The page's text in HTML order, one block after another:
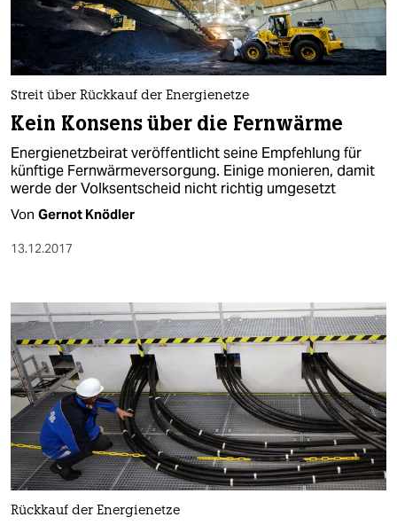
Streit über Rückkauf der Energienetze
Kein Konsens über die Fernwärme
Energienetzbeirat veröffentlicht seine Empfehlung für
künftige Fernwärmeversorgung. Einige monieren, damit
werde der Volksentscheid nicht richtig umgesetzt
Von Gernot Knödler
13.12.2017
Rückkauf der Energienetze